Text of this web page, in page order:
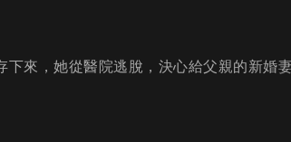
來，她從醫院逃脫，決心給父親的新婚